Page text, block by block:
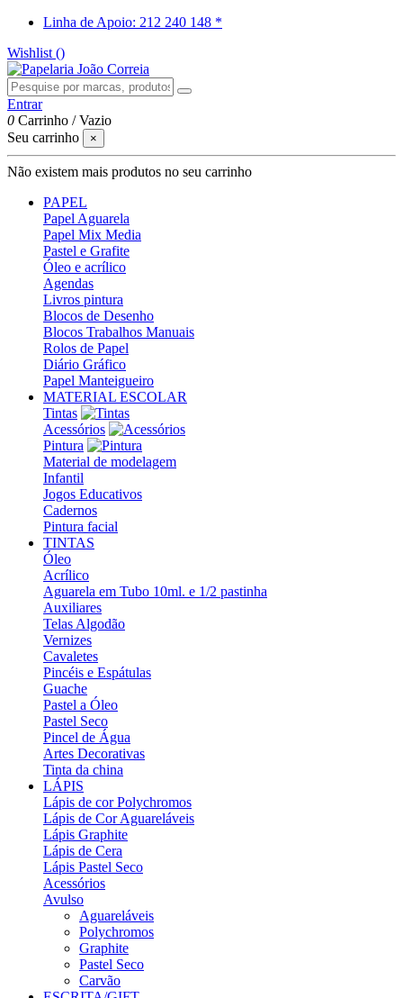
Linha de Apoio: 212 240 148 *
Wishlist ()
Entrar
0 Carrinho /Vazio
Seu carrinho
×
Não existem mais produtos no seu carrinho
PAPEL
Papel Aguarela
Papel Mix Media
Pastel e Grafite
Óleo e acrílico
Agendas
Livros pintura
Blocos de Desenho
Blocos Trabalhos Manuais
Rolos de Papel
Diário Gráfico
Papel Manteigueiro
MATERIAL ESCOLAR
Tintas
Acessórios
Pintura
Material de modelagem
Infantil
Jogos Educativos
Cadernos
Pintura facial
TINTAS
Óleo
Acrílico
Aguarela em Tubo 10ml. e 1/2 pastinha
Auxiliares
Telas Algodão
Vernizes
Cavaletes
Pincéis e Espátulas
Guache
Pastel a Óleo
Pastel Seco
Pincel de Água
Artes Decorativas
Tinta da china
LÁPIS
Lápis de cor Polychromos
Lápis de Cor Aguareláveis
Lápis Graphite
Lápis de Cera
Lápis Pastel Seco
Acessórios
Avulso
Aguareláveis
Polychromos
Graphite
Pastel Seco
Carvão